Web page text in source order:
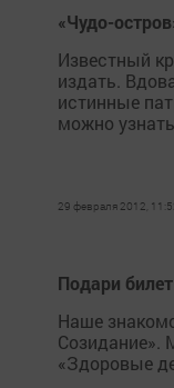
«Чудо-
Известный
издать.
истинные
можно
29 февраля 2012,
Подари
Наше
Созидание».
«Здоровые